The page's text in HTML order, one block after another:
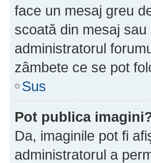
face un mesaj greu
scoată din mesaj
administratorul
zâmbete ce se pot
Sus
Pot publica
Da, imaginile pot fi
administratorul a